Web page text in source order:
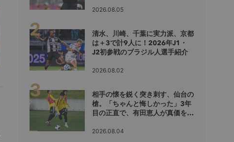
2026.08.05
清水、川崎、千葉に実力派、京都
は＋3で計9人に！2026年J1・
J2初参戦のブラジル人選手紹介
2026.08.02
相手の懐を鋭く突き刺す、仙台の
槍。「ちゃんと悔しかった」3年
目の正直で、有田恵人が真価を示
2026.08.04